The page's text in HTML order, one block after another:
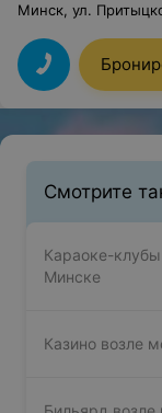
Минск, ул.
Смотрите
Караоке-
Минске
Казино возле